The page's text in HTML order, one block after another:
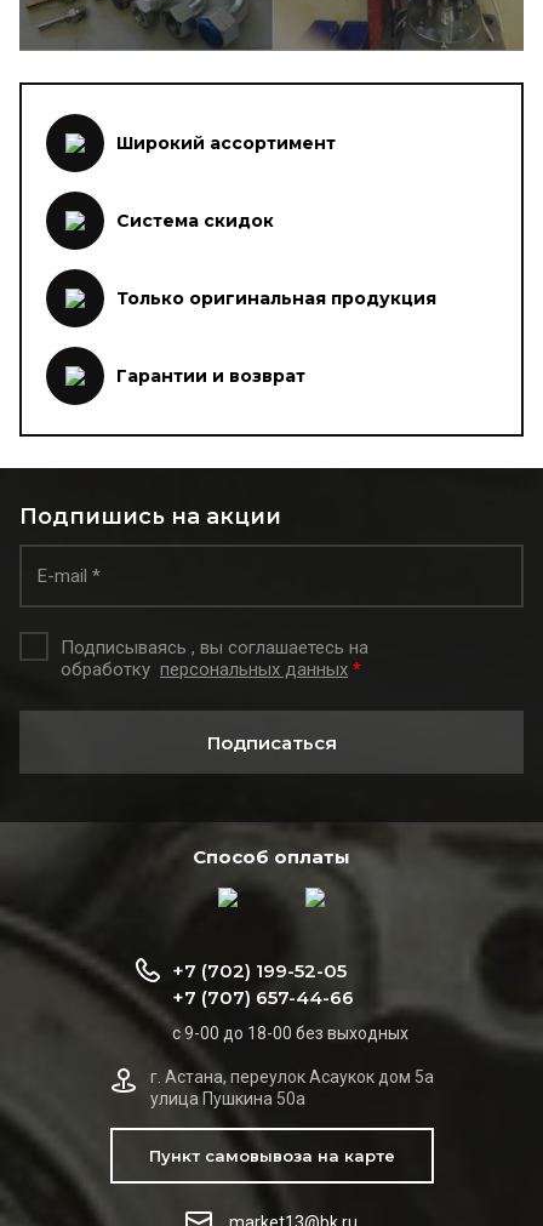
Широкий ассортимент
Система скидок
Только оригинальная продукция
Гарантии и возврат
Подпишись на акции
Подписываясь , вы соглашаетесь на
обработку персональных данных *
Подписаться
Способ оплаты
+7 (702) 199-52-05
+7 (707) 657-44-66
с 9-00 до 18-00 без выходных
г. Астана, переулок Асаукок дом 5а
улица Пушкина 50а
Пункт самовывоза на карте
market13@bk.ru